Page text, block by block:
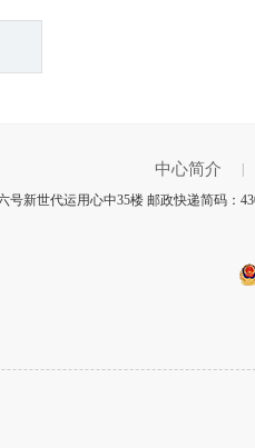
中心简介
号新世代运用心中35楼 邮政快递简码：